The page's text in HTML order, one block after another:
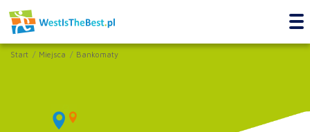
Start Miejsca Bankomaty